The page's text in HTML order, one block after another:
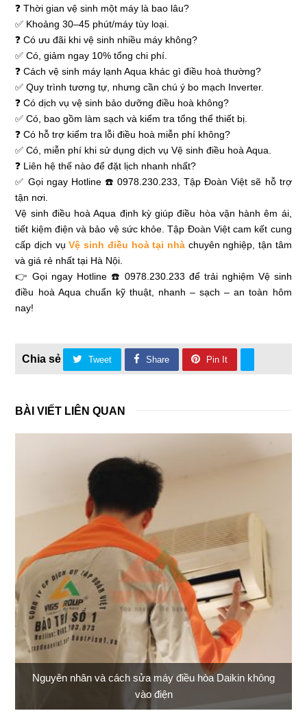
❓ Thời gian vệ sinh một máy là bao lâu?
✅ Khoảng 30–45 phút/máy tùy loại.
❓ Có ưu đãi khi vệ sinh nhiều máy không?
✅ Có, giảm ngay 10% tổng chi phí.
❓ Cách vệ sinh máy lạnh Aqua khác gì điều hoà thường?
✅ Quy trình tương tự, nhưng cần chú ý bo mạch Inverter.
❓ Có dịch vụ vệ sinh bảo dưỡng điều hoà không?
✅ Có, bao gồm làm sạch và kiểm tra tổng thể thiết bị.
❓ Có hỗ trợ kiểm tra lỗi điều hoà miễn phí không?
✅ Có, miễn phí khi sử dụng dịch vụ Vệ sinh điều hoà Aqua.
❓ Liên hệ thế nào để đặt lịch nhanh nhất?
✅ Gọi ngay Hotline ☎️ 0978.230.233, Tập Đoàn Việt sẽ hỗ trợ
tận nơi.
Vệ sinh điều hoà Aqua định kỳ giúp điều hòa vận hành êm ái,
tiết kiệm điện và bảo vệ sức khỏe. Tập Đoàn Việt cam kết cung
cấp dịch vụVệ sinh điều hoà tại nhà chuyên nghiệp, tận tâm
và giá rẻ nhất tại Hà Nội.
👉 Gọi ngay Hotline ☎️ 0978.230.233 để trải nghiệm Vệ sinh
điều hoà Aqua chuẩn kỹ thuật, nhanh – sạch – an toàn hôm
nay!
Tweet Share Pin It
BÀI VIẾT LIÊN QUAN
Nguyên nhân và cách sửa máy điều hòa Daikin không
vào điện